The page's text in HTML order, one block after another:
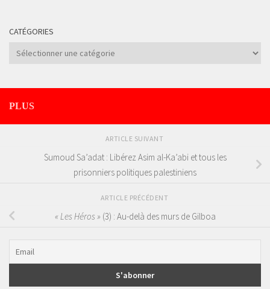
CATÉGORIES
Catégories
PLUS
ARTICLE SUIVANT
Sumoud Sa’adat : ​​Libérez Asim al-Ka’abi et tous les
prisonniers politiques palestiniens
ARTICLE PRÉCÉDENT
« Les Héros » (3) : Au-delà des murs de Gilboa